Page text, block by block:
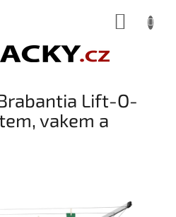
Lift-O-
vakem a